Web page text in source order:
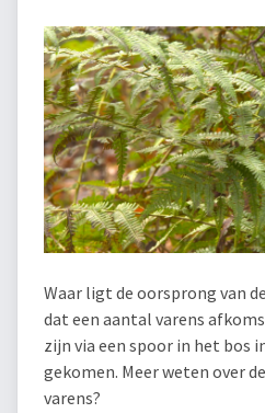
Waar ligt de oorsprong van
dat een aantal varens
zijn via een spoor in het bos
gekomen. Meer weten over
varens?